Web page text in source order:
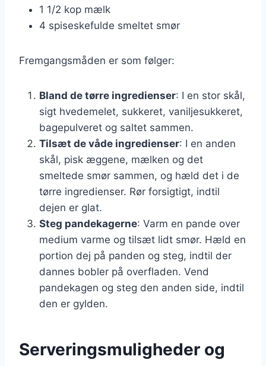
1 1/2 kop mælk
4 spiseskefulde smeltet smør
Fremgangsmåden er som følger:
Bland de tørre ingredienser: I en stor skål,
sigt hvedemelet, sukkeret, vaniljesukkeret,
bagepulveret og saltet sammen.
Tilsæt de våde ingredienser: I en anden
skål, pisk æggene, mælken og det
smeltede smør sammen, og hæld det i de
tørre ingredienser. Rør forsigtigt, indtil
dejen er glat.
Steg pandekagerne: Varm en pande over
medium varme og tilsæt lidt smør. Hæld en
portion dej på panden og steg, indtil der
dannes bobler på overfladen. Vend
pandekagen og steg den anden side, indtil
den er gylden.
Serveringsmuligheder og